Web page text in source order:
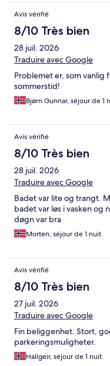
Avis vérifié
8/10 Très bien
28 juil. 2026
Traduire avec Google
Problemet er, som vanlig
sommerstid!
Bjørn Gunnar, séjour de 1
Avis vérifié
8/10 Très bien
28 juil. 2026
Traduire avec Google
Badet var lite og trangt.
badet var løs i vasken
døgn var bra
Morten, séjour de 1 nuit
Avis vérifié
8/10 Très bien
27 juil. 2026
Traduire avec Google
Fin beliggenhet. Stort,
parkeringsmuligheter.
Hallgeir, séjour de 1 nuit